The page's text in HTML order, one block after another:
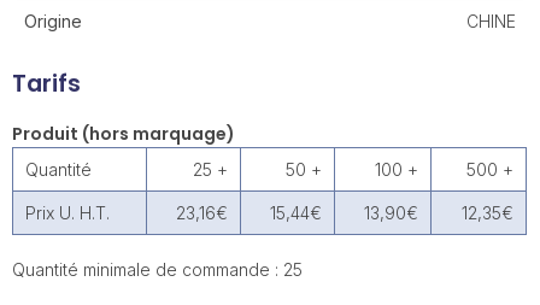
Origine CHINE
Tarifs
Produit (hors marquage)
Quantité 25 + 50 + 100 + 500 +
Prix U. H.T. 23,16€ 15,44€ 13,90€ 12,35€
Quantité minimale de commande : 25